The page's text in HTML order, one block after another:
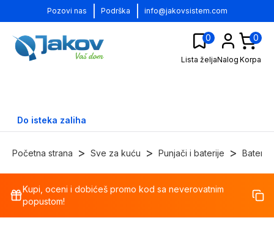
Pozovi nas Podrška info@jakovsistem.com
0
Lista željaNalog
0
Korpa
Do isteka zaliha
Početna strana > Sve za kuću > Punjači i baterije > Baterije
%
Kupi, oceni i dobićeš promo kod sa neverovatnim
popustom!